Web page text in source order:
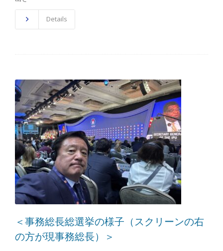
Details
＜事務総長総選挙の様子（スクリーンの右
の方が現事務総長）＞